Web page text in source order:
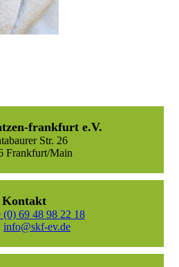
frankfurt e.V.
Str. 26
Frankfurt/Main
Kontakt
(0) 69 48 98 22 18
info@skf-ev.de